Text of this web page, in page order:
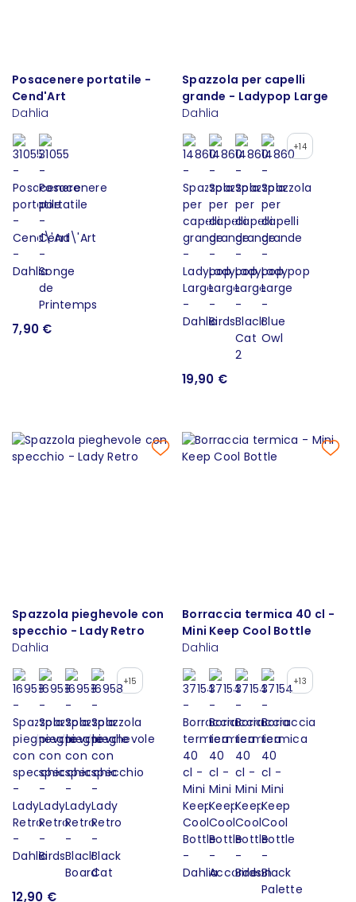
Posacenere portatile -
Cend'Art
Dahlia
7,90 €
Spazzola per capelli
grande - Ladypop Large
Dahlia
+14
19,90 €
Spazzola pieghevole con
specchio - Lady Retro
Dahlia
+15
12,90 €
Borraccia termica 40 cl -
Mini Keep Cool Bottle
Dahlia
+13